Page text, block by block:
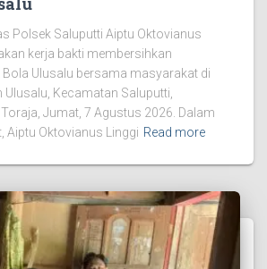
Polsek Saluputti Aiptu Oktovianus
kerja bakti membersihkan
Bola Ulusalu bersama masyarakat di
Ulusalu, Kecamatan Saluputti,
Jumat, 7 Agustus 2026. Dalam
Aiptu Oktovianus Linggi Read more